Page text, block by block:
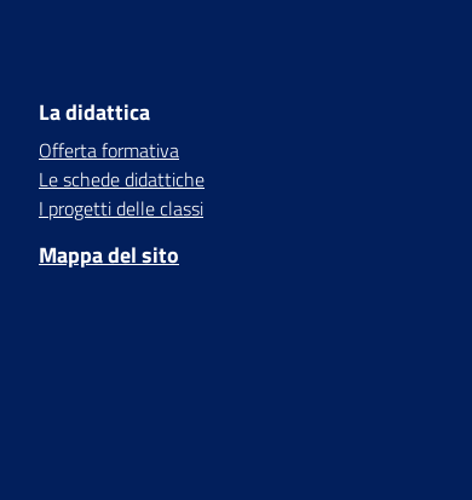
La didattica
Offerta formativa
Le schede didattiche
I progetti delle classi
Mappa del sito